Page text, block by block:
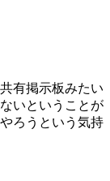
有掲示板みたい
いということが
ろうという気持